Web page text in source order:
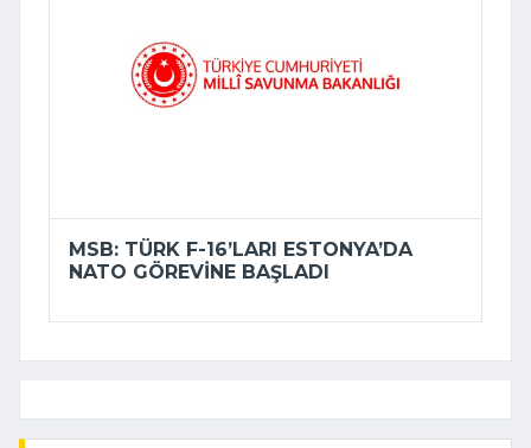
MSB: TÜRK F-16’LARI ESTONYA’DA
NATO GÖREVINE BAŞLADI